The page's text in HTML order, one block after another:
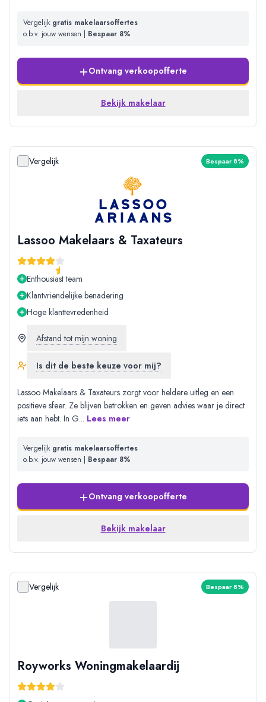
Vergelijk gratis makelaarsoffertes
o.b.v. jouw wensen | Bespaar 8%
+Ontvang verkoopofferte
Bekijk makelaar
Vergelijk Bespaar 8%
Lassoo Makelaars & Taxateurs
Enthousiast team
Klantvriendelijke benadering
Hoge klanttevredenheid
Afstand tot mijn woning
Is dit de beste keuze voor mij?
Lassoo Makelaars & Taxateurs zorgt voor heldere uitleg en een
positieve sfeer. Ze blijven betrokken en geven advies waar je direct
iets aan hebt. In G... Lees meer
Vergelijk gratis makelaarsoffertes
o.b.v. jouw wensen | Bespaar 8%
+Ontvang verkoopofferte
Bekijk makelaar
Vergelijk Bespaar 8%
Royworks Woningmakelaardij